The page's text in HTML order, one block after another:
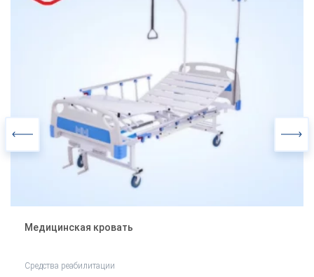
средства ухода и реабилитации
Функциональное использование:
качества ухода за лежачими больными и
инвалидами
Медицинская кровать
Средства реабилитации